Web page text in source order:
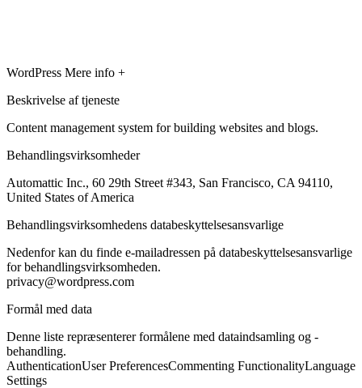
WordPress Mere info +
Beskrivelse af tjeneste
Content management system for building websites and blogs.
Behandlingsvirksomheder
Automattic Inc., 60 29th Street #343, San Francisco, CA 94110,
United States of America
Behandlingsvirksomhedens databeskyttelsesansvarlige
Nedenfor kan du finde e-mailadressen på databeskyttelsesansvarlige
for behandlingsvirksomheden.
privacy@wordpress.com
Formål med data
Denne liste repræsenterer formålene med dataindsamling og -
behandling.
AuthenticationUser PreferencesCommenting FunctionalityLanguage
Settings